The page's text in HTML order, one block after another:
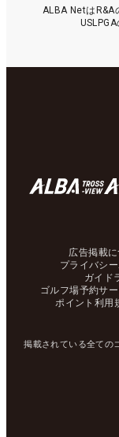
ALBA NetはR&A
広告掲載
プライバシ
ガイド
ゴルフ場予約サ
ポイント利用
掲載されている全ての